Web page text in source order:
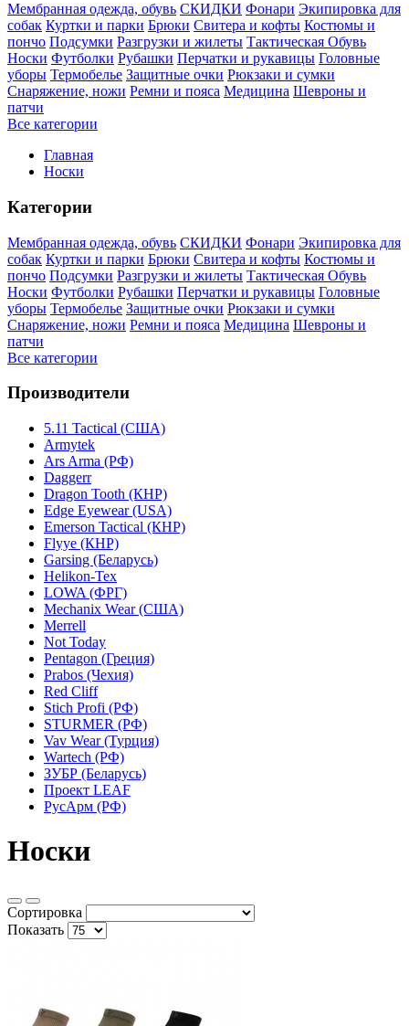
Мембранная одежда, обувь СКИДКИ Фонари Экипировка для
собак Куртки и парки Брюки Свитера и кофты Костюмы и
пончо Подсумки Разгрузки и жилеты Тактическая Обувь
Носки Футболки Рубашки Перчатки и рукавицы Головные
уборы Термобелье Защитные очки Рюкзаки и сумки
Снаряжение, ножи Ремни и пояса Медицина Шевроны и
патчи
Все категории
Главная
Носки
Категории
Мембранная одежда, обувь СКИДКИ Фонари Экипировка для
собак Куртки и парки Брюки Свитера и кофты Костюмы и
пончо Подсумки Разгрузки и жилеты Тактическая Обувь
Носки Футболки Рубашки Перчатки и рукавицы Головные
уборы Термобелье Защитные очки Рюкзаки и сумки
Снаряжение, ножи Ремни и пояса Медицина Шевроны и
патчи
Все категории
Производители
5.11 Tactical (США)
Armytek
Ars Arma (РФ)
Daggerr
Dragon Tooth (КНР)
Edge Eyewear (USA)
Emerson Tactical (КНР)
Flyye (КНР)
Garsing (Беларусь)
Helikon-Tex
LOWA (ФРГ)
Mechanix Wear (США)
Merrell
Not Today
Pentagon (Греция)
Prabos (Чехия)
Red Cliff
Stich Profi (РФ)
STURMER (РФ)
Vav Wear (Турция)
Wartech (РФ)
ЗУБР (Беларусь)
Проект LEAF
РусАрм (РФ)
Носки
Сортировка
Показать